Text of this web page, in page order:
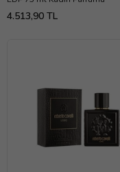
4.513,90 TL